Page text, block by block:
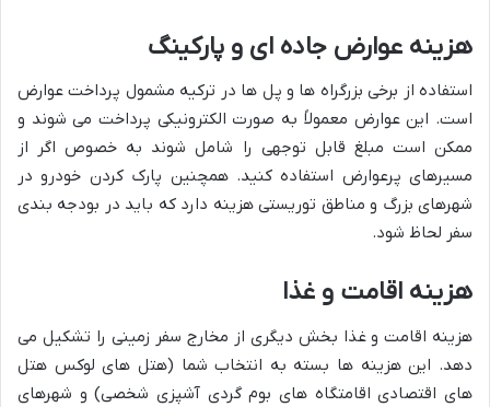
هزینه عوارض جاده ای و پارکینگ
استفاده از برخی بزرگراه ها و پل ها در ترکیه مشمول پرداخت عوارض
است. این عوارض معمولاً به صورت الکترونیکی پرداخت می شوند و
ممکن است مبلغ قابل توجهی را شامل شوند به خصوص اگر از
مسیرهای پرعوارض استفاده کنید. همچنین پارک کردن خودرو در
شهرهای بزرگ و مناطق توریستی هزینه دارد که باید در بودجه بندی
سفر لحاظ شود.
هزینه اقامت و غذا
هزینه اقامت و غذا بخش دیگری از مخارج سفر زمینی را تشکیل می
دهد. این هزینه ها بسته به انتخاب شما (هتل های لوکس هتل
های اقتصادی اقامتگاه های بوم گردی آشپزی شخصی) و شهرهای